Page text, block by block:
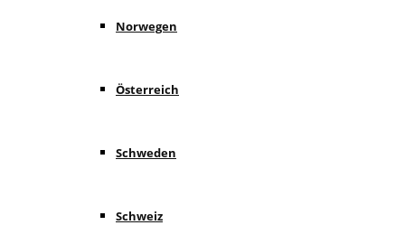
Norwegen
Österreich
Schweden
Schweiz